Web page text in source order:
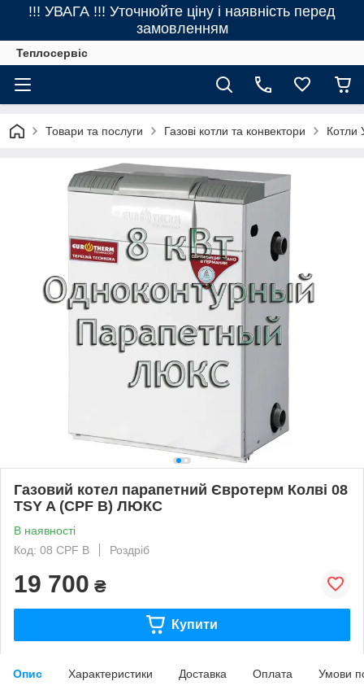
!!! УВАГА !!! Уточнюйте ціну і наявність перед
замовленням
Теплосервіс
Товари та послуги Газові котли та конвектори Котли
Газовий котел парапетний Євротерм Колві 08
TSY A (CPF B) ЛЮКС
В наявності
Код: 08 CPF B
Роздріб
19 700 ₴
Купити
Опис Характеристики Доставка Оплата Умови